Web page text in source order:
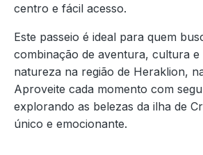
centro e fácil acesso.
Este passeio é ideal para quem
combinação de aventura, cultura
natureza na região de Heraklion,
Aproveite cada momento com
explorando as belezas da ilha de
único e emocionante.